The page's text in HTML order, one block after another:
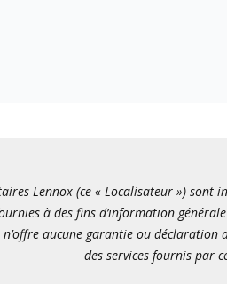
Lennox (ce « Localisateur »)
à des fins d’information
aucune garantie ou
des services fournis par